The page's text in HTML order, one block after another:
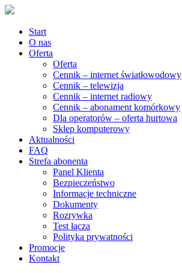
Start
O nas
Oferta
Oferta
Cennik – internet światłowodowy
Cennik – telewizja
Cennik – internet radiowy
Cennik – abonament komórkowy
Dla operatorów – oferta hurtowa
Sklep komputerowy
Aktualności
FAQ
Strefa abonenta
Panel Klienta
Bezpieczeństwo
Informacje techniczne
Dokumenty
Rozrywka
Test łącza
Polityka prywatności
Promocje
Kontakt